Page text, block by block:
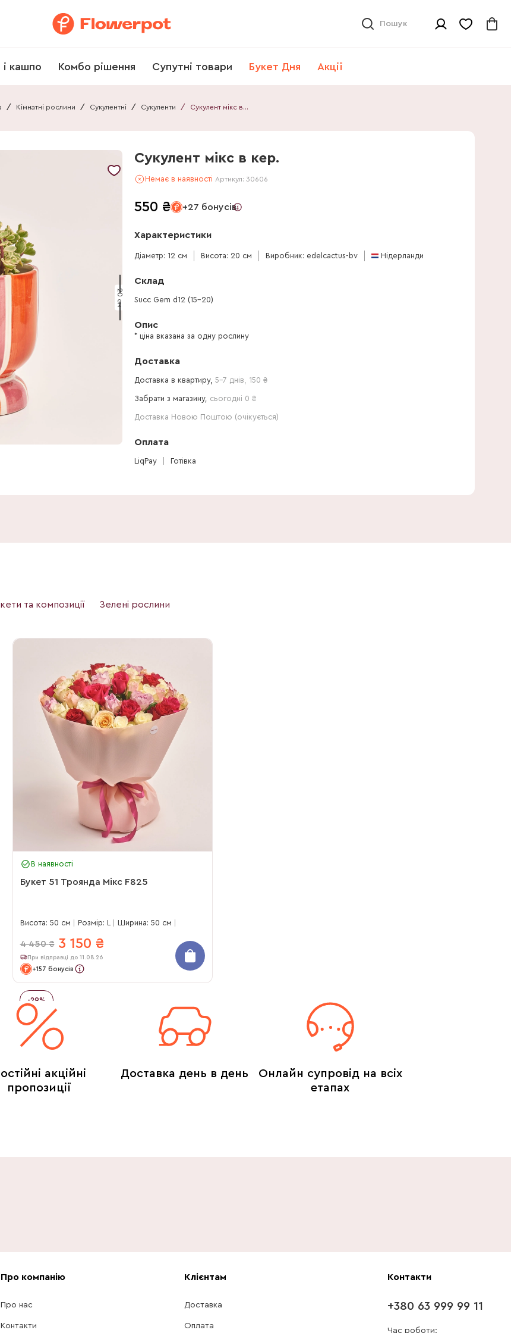
Пошук
кашпо Комбо рішення Супутні товари Букет Дня Акції
/ Кімнатні рослини / Сукулентні / Сукуленти / Сукулент мікс в кер.
20 см
Сукулент мікс в кер.
Немає в наявності Артикул: 30606
550 ₴ +27 бонусів
Характеристики
Діаметр: 12 см Висота: 20 см Виробник: edelcactus-bv Нідерланди
Склад
Succ Gem d12 (15-20)
Опис
* ціна вказана за одну рослину
Доставка
Доставка в квартиру, 5-7 днів 150 ₴
Забрати з магазину, сьогодні 0 ₴
Доставка Новою Поштою (очікується)
Оплата
LiqPay Готівка
та композиції Зелені рослини
В наявності
Букет 51 Троянда Мікс F825
Висота: 50 см Розмір: L Ширина: 50 см
4 450 ₴ 3 150 ₴
При відправці до 11.08.26
+157 бонусів
-29%
акційні
пропозиції
Доставка день в день
Онлайн супровід на всіх
етапах
Про компанію
Про нас
Контакти
Клієнтам
Доставка
Оплата
Контакти
+380 63 999 99 11
Час роботи: